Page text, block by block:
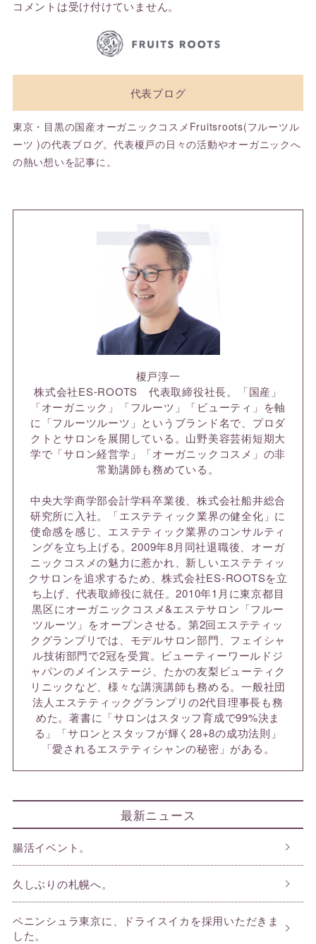
コメントは受け付けていません。
代表ブログ
東京・目黒の国産オーガニックコスメFruitsroots(フルーツル
ーツ )の代表ブログ。代表榎戸の日々の活動やオーガニックへ
の熱い想いを記事に。
榎戸淳一
株式会社ES-ROOTS 代表取締役社長。「国産」
「オーガニック」「フルーツ」「ビューティ」を軸
に「フルーツルーツ」というブランド名で、プロダ
クトとサロンを展開している。山野美容芸術短期大
学で「サロン経営学」「オーガニックコスメ」の非
常勤講師も務めている。
中央大学商学部会計学科卒業後、株式会社船井総合
研究所に入社。「エステティック業界の健全化」に
使命感を感じ、エステティック業界のコンサルティ
ングを立ち上げる。2009年8月同社退職後、オーガ
ニックコスメの魅力に惹かれ、新しいエステティッ
クサロンを追求するため、株式会社ES-ROOTSを立
ち上げ、代表取締役に就任。2010年1月に東京都目
黒区にオーガニックコスメ&エステサロン「フルー
ツルーツ」をオープンさせる。第2回エステティッ
クグランプリでは、モデルサロン部門、フェイシャ
ル技術部門で2冠を受賞。ビューティーワールドジ
ャパンのメインステージ、たかの友梨ビューティク
リニックなど、様々な講演講師も務める。一般社団
法人エステティックグランプリの2代目理事長も務
めた。著書に「サロンはスタッフ育成で99%決ま
る」「サロンとスタッフが輝く28+8の成功法則」
「愛されるエステティシャンの秘密」がある。
最新ニュース
腸活イベント。
久しぶりの札幌へ。
ペニンシュラ東京に、ドライスイカを採用いただきま
した。